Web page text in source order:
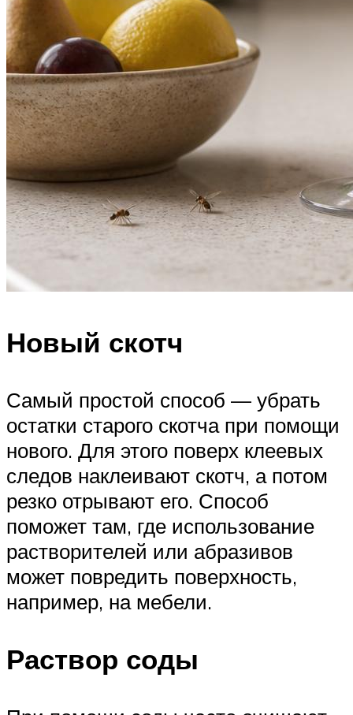
Новый скотч
Самый простой способ — убрать
остатки старого скотча при помощи
нового. Для этого поверх клеевых
следов наклеивают скотч, а потом
резко отрывают его. Способ
поможет там, где использование
растворителей или абразивов
может повредить поверхность,
например, на мебели.
Раствор соды